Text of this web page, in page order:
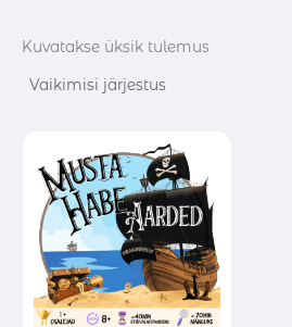
Kuvatakse üksik tulemus
10,00 €
kuni
15,00 €